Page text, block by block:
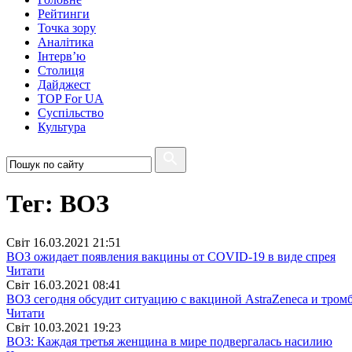
Рейтинги
Точка зору
Аналітика
Інтерв’ю
Столиця
Дайджест
TOP For UA
Суспiльство
Культура
Тег: ВОЗ
Свiт 16.03.2021 21:51
ВОЗ ожидает появления вакцины от COVID-19 в виде спрея
Читати
Свiт 16.03.2021 08:41
ВОЗ сегодня обсудит ситуацию с вакциной AstraZeneca и
Читати
Свiт 10.03.2021 19:23
ВОЗ: Каждая третья женщина в мире подвергалась насилию